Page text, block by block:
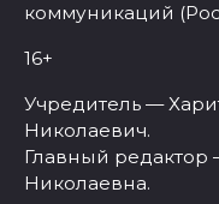
коммуникаций
16+
Учредитель —
Николаевич.
Главный редактор
Николаевна.